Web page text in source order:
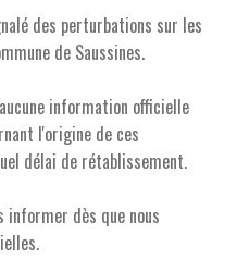
des perturbations sur les
de Saussines.
information officielle
l'origine de ces
délai de rétablissement.
informer dès que nous